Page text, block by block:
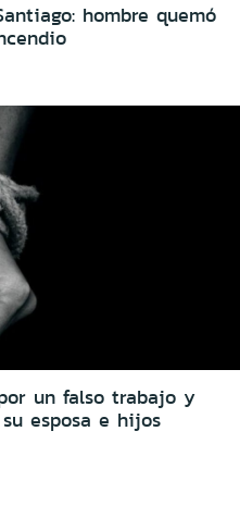
hombre quemó
un falso trabajo y
esposa e hijos